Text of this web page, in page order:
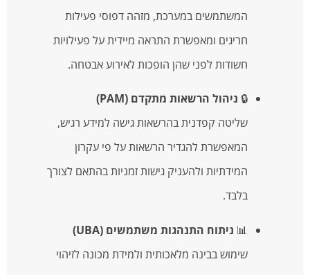
המשתמשים במערכת, מזהה דפוסי פעילות
חריגים ומאפשרת התראה מיידית על פעילויות
חשודות לפני שהן הופכות לאירוע אבטחה.
🔒 ניהול הרשאות מתקדם (PAM)
שליטה קפדנית בהרשאות גישה למידע רגיש,
המאפשרת להגדיר הרשאות על פי עקרון
המידתיות ולהעניק גישות זמניות בהתאם לצורך
בלבד.
📊 ניתוח התנהגות משתמשים (UBA)
שימוש בבינה מלאכותית ולמידת מכונה לזיהוי